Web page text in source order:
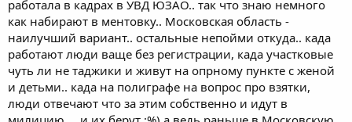
работала в кадрах в УВД ЮЗАО.. так что знаю немного
как набирают в ментовку.. Московская область -
наилучший вариант.. остальные непойми откуда.. када
работают люди ваще без регистрации, када участковые
чуть ли не таджики и живут на опрному пункте с женой
и детьми.. када на полиграфе на вопрос про взятки,
люди отвечают что за этим собственно и идут в